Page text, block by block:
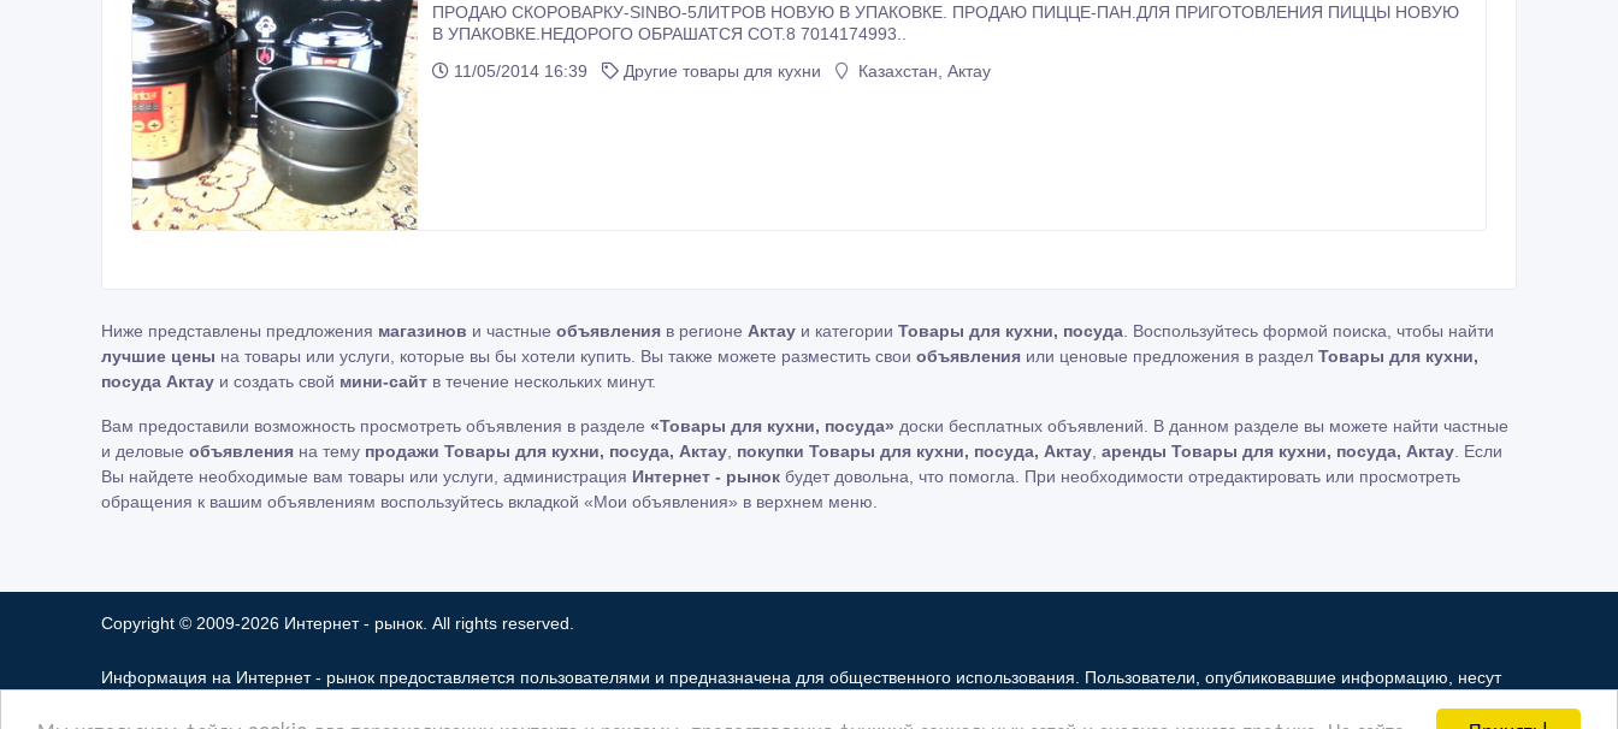
ПРОДАЮ СКОРОВАРКУ-SINBO-5ЛИТРОВ НОВУЮ В УПАКОВКЕ. ПРОДАЮ ПИЦЦЕ-ПАН.ДЛЯ ПРИГОТОВЛЕНИЯ ПИЦЦЫ НОВУЮ
В УПАКОВКЕ.НЕДОРОГО ОБРАШАТСЯ СОТ.8 7014174993..
11/05/2014 16:39
Другие товары для кухни Казахстан, Актау
Ниже представлены предложения магазинов и частные объявления в регионе Актау и категории Товары для кухни, посуда . Воспользуйтесь формой поиска, чтобы найти
лучшие цены на товары или услуги, которые вы бы хотели купить. Вы также можете разместить свои объявления или ценовые предложения в раздел Товары для кухни,
посуда Актау и создать свой мини-сайт в течение нескольких минут.
Вам предоставили возможность просмотреть объявления в разделе «Товары для кухни, посуда» доски бесплатных объявлений. В данном разделе вы можете найти частные
и деловые объявления на тему продажи Товары для кухни, посуда, Актау покупки Товары для кухни, посуда, Актау аренды Товары для кухни, посуда, Актау . Если
Вы найдете необходимые вам товары или услуги, администрация Интернет - рынок будет довольна, что помогла. При необходимости отредактировать или просмотреть
обращения к вашим объявлениям воспользуйтесь вкладкой «Мои объявления» в верхнем меню.
Copyright © 2009-2026 Интернет - рынок. All rights reserved.
Информация на Интернет - рынок предоставляется пользователями и предназначена для общественного использования. Пользователи, опубликовавшие информацию, несут